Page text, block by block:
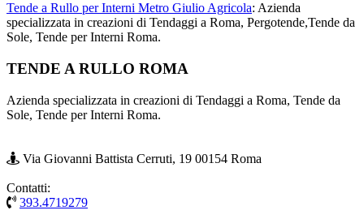
Tende a Rullo per Interni Metro Giulio Agricola: Azienda
specializzata in creazioni di Tendaggi a Roma, Pergotende,Tende da
Sole, Tende per Interni Roma.
Footer
TENDE A RULLO ROMA
Azienda specializzata in creazioni di Tendaggi a Roma, Tende da
Sole, Tende per Interni Roma.
Via Giovanni Battista Cerruti, 19 00154 Roma
Contatti:
393.4719279